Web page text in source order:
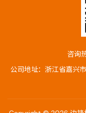
咨询
公司地址：浙江省嘉兴